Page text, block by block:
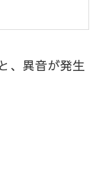
、異音が発生